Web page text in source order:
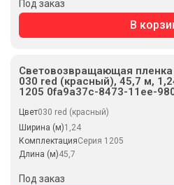
Под заказ
В
Световозвращающая
030 red (красный), 45,7 м,
1205 0fa9a37c-8473-11ee-
Цвет030 red (красный)
Ширина (м)1,24
КомплектацияСерия 1205
Длина (м)45,7
Под заказ